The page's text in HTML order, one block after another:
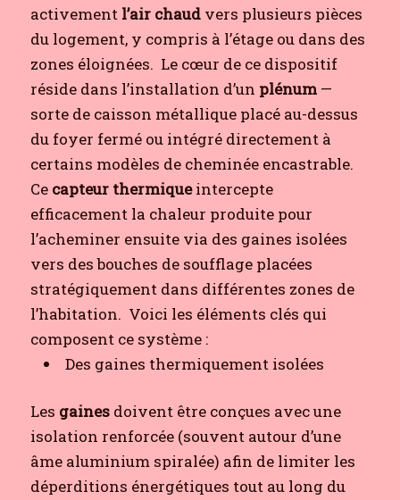
activement l’air chaud vers plusieurs pièces
du logement, y compris à l’étage ou dans des
zones éloignées. Le cœur de ce dispositif
réside dans l’installation d’un plénum —
sorte de caisson métallique placé au-dessus
du foyer fermé ou intégré directement à
certains modèles de cheminée encastrable.
Ce capteur thermiqueintercepte
efficacement la chaleur produite pour
l’acheminer ensuite via des gaines isolées
vers des bouches de soufflage placées
stratégiquement dans différentes zones de
l’habitation. Voici les éléments clés qui
composent ce système :
Des gaines thermiquement isolées
Les gaines doivent être conçues avec une
isolation renforcée (souvent autour d’une
âme aluminium spiralée) afin de limiter les
déperditions énergétiques tout au long du